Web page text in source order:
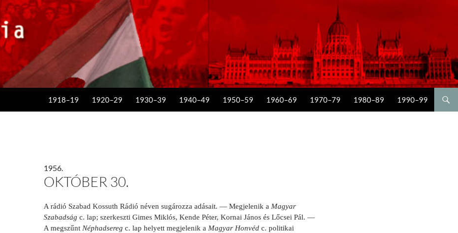
1918–19 1920–29 1930–39 1940–49 1950–59 1960–69 1970–79 1980–89 1990–99
1956.
OKTÓBER 30.
A rádió Szabad Kossuth Rádió néven sugározza adásait. — Megjelenik a Magyar
Szabadság c. lap; szerkeszti Gimes Miklós, Kende Péter, Kornai János és Lőcsei Pál. —
A megszűnt Néphadsereg c. lap helyett megjelenik a Magyar Honvéd c. politikai